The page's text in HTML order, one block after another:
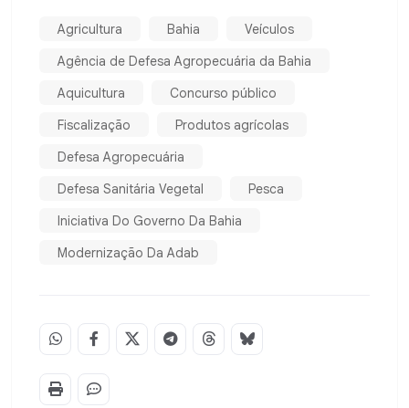
Agricultura Bahia
Veículos
Agência de Defesa Agropecuária da Bahia
Aquicultura
Concurso público
Fiscalização
Produtos agrícolas
Defesa Agropecuária
Defesa Sanitária Vegetal
Pesca
Iniciativa Do Governo Da Bahia
Modernização Da Adab